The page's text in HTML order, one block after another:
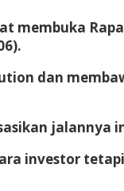
membuka
dan
jalannya
investor